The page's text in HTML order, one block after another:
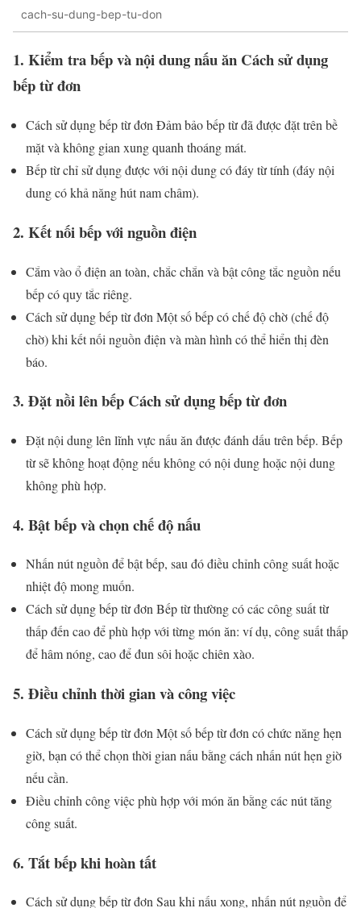
cach-su-dung-bep-tu-don
1. Kiểm tra bếp và nội dung nấu ăn Cách sử dụng
bếp từ đơn
Cách sử dụng bếp từ đơn Đảm bảo bếp từ đã được đặt trên bề
mặt và không gian xung quanh thoáng mát.
Bếp từ chỉ sử dụng được với nội dung có đáy từ tính (đáy nội
dung có khả năng hút nam châm).
2. Kết nối bếp với nguồn điện
Cắm vào ổ điện an toàn, chắc chắn và bật công tắc nguồn nếu
bếp có quy tắc riêng.
Cách sử dụng bếp từ đơn Một số bếp có chế độ chờ (chế độ
chờ) khi kết nối nguồn điện và màn hình có thể hiển thị đèn
báo.
3. Đặt nồi lên bếp Cách sử dụng bếp từ đơn
Đặt nội dung lên lĩnh vực nấu ăn được đánh dấu trên bếp. Bếp
từ sẽ không hoạt động nếu không có nội dung hoặc nội dung
không phù hợp.
4. Bật bếp và chọn chế độ nấu
Nhấn nút nguồn để bật bếp, sau đó điều chỉnh công suất hoặc
nhiệt độ mong muốn.
Cách sử dụng bếp từ đơn Bếp từ thường có các công suất từ ​​
thấp đến cao để phù hợp với từng món ăn: ví dụ, công suất thấp
để hâm nóng, cao để đun sôi hoặc chiên xào.
5. Điều chỉnh thời gian và công việc
Cách sử dụng bếp từ đơn Một số bếp từ đơn có chức năng hẹn
giờ, bạn có thể chọn thời gian nấu bằng cách nhấn nút hẹn giờ
nếu cần.
Điều chỉnh công việc phù hợp với món ăn bằng các nút tăng
công suất.
6. Tắt bếp khi hoàn tất
Cách sử dụng bếp từ đơn Sau khi nấu xong, nhấn nút nguồn để